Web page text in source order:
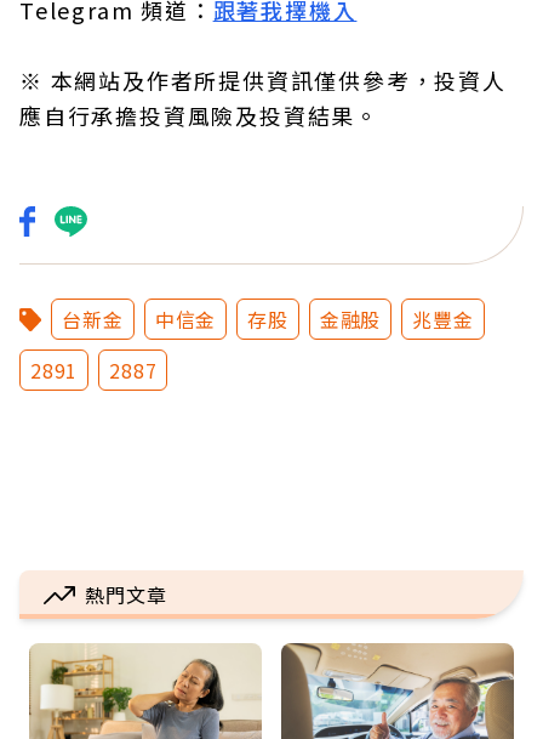
Telegram 頻道： 跟著我擇機入
※ 本網站及作者所提供資訊僅供參考，投資人
應自行承擔投資風險及投資結果。
台新金 中信金 存股 金融股
兆豐金
2891
2887
熱門文章